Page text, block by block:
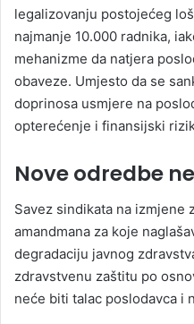
legalizovanju postojećeg
najmanje 10.000 radnika,
mehanizme da natjera
obaveze. Umjesto da se
doprinosa usmjere na
opterećenje i finansijski
Nove odredbe
Savez sindikata na izmjene
amandmana za koje
degradaciju javnog
zdravstvenu zaštitu po
neće biti talac poslodavca i